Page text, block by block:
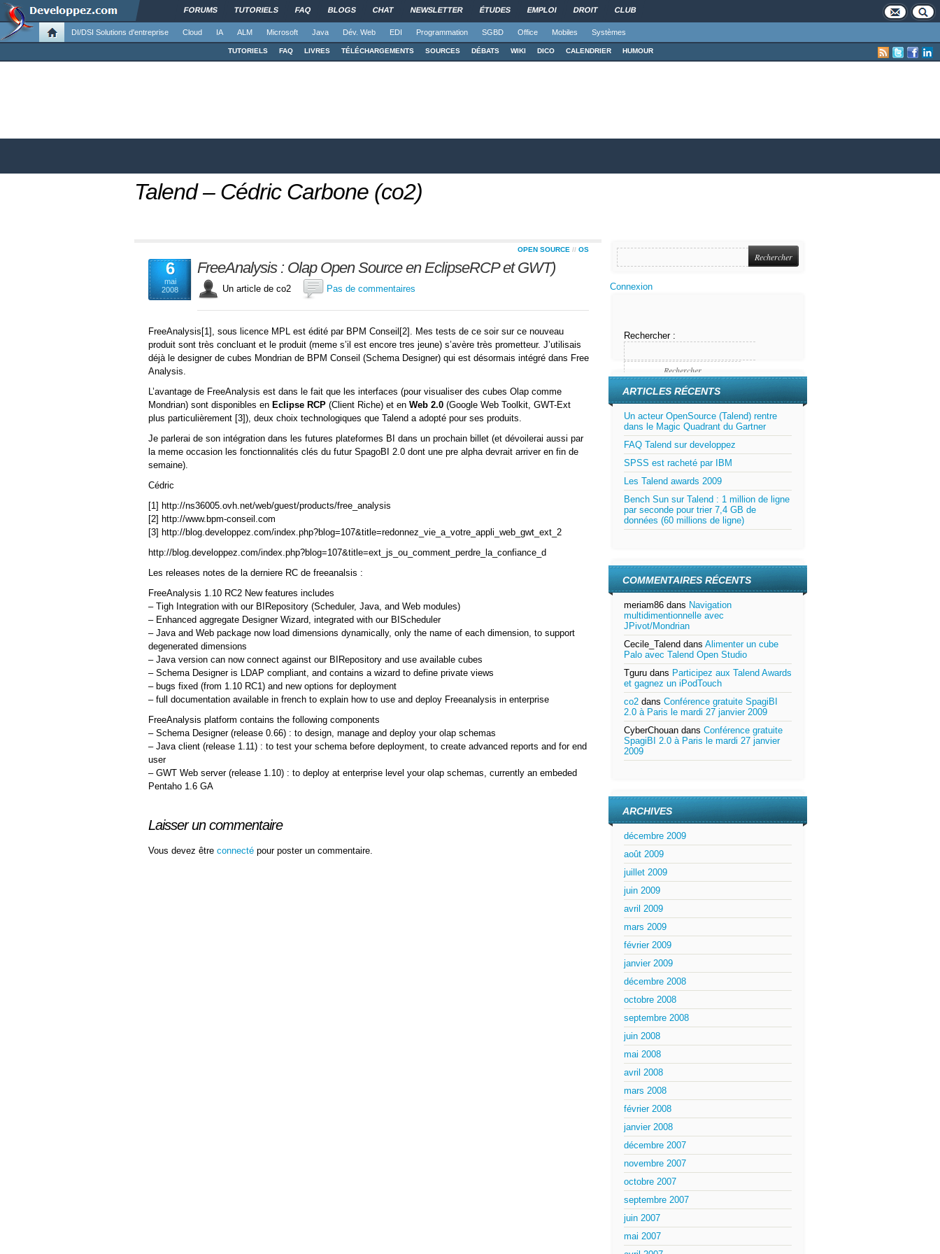
FORUMS TUTORIELS FAQ BLOGS CHAT NEWSLETTER ÉTUDES EMPLOI DROIT CLUB
DI/DSI Solutions d'entreprise Cloud IA ALM Microsoft Java Dév. Web EDI Programmation SGBD Office Mobiles Systèmes
TUTORIELS FAQ LIVRES TÉLÉCHARGEMENTS SOURCES DÉBATS WIKI DICO CALENDRIER HUMOUR
Talend – Cédric Carbone (co2)
6
mai
2008
OPEN SOURCE // OS
FreeAnalysis : Olap Open Source en EclipseRCP et GWT)
Un article de co2 Pas de commentaires
FreeAnalysis[1], sous licence MPL est édité par BPM Conseil[2]. Mes tests de ce soir sur ce nouveau
produit sont très concluant et le produit (meme s’il est encore tres jeune) s’avère très prometteur. J’utilisais
déjà le designer de cubes Mondrian de BPM Conseil (Schema Designer) qui est désormais intégré dans Free
Analysis.
L’avantage de FreeAnalysis est dans le fait que les interfaces (pour visualiser des cubes Olap comme
Mondrian) sont disponibles en Eclipse RCP (Client Riche) et en Web 2.0 (Google Web Toolkit, GWT-Ext
plus particulièrement [3]), deux choix technologiques que Talend a adopté pour ses produits.
Je parlerai de son intégration dans les futures plateformes BI dans un prochain billet (et dévoilerai aussi par
la meme occasion les fonctionnalités clés du futur SpagoBI 2.0 dont une pre alpha devrait arriver en fin de
semaine).
Cédric
[1] http://ns36005.ovh.net/web/guest/products/free_analysis
[2] http://www.bpm-conseil.com
[3] http://blog.developpez.com/index.php?blog=107&title=redonnez_vie_a_votre_appli_web_gwt_ext_2
http://blog.developpez.com/index.php?blog=107&title=ext_js_ou_comment_perdre_la_confiance_d
Les releases notes de la derniere RC de freeanalsis :
FreeAnalysis 1.10 RC2 New features includes
– Tigh Integration with our BIRepository (Scheduler, Java, and Web modules)
– Enhanced aggregate Designer Wizard, integrated with our BIScheduler
– Java and Web package now load dimensions dynamically, only the name of each dimension, to support
degenerated dimensions
– Java version can now connect against our BIRepository and use available cubes
– Schema Designer is LDAP compliant, and contains a wizard to define private views
– bugs fixed (from 1.10 RC1) and new options for deployment
– full documentation available in french to explain how to use and deploy Freeanalysis in enterprise
FreeAnalysis platform contains the following components
– Schema Designer (release 0.66) : to design, manage and deploy your olap schemas
– Java client (release 1.11) : to test your schema before deployment, to create advanced reports and for end
user
– GWT Web server (release 1.10) : to deploy at enterprise level your olap schemas, currently an embeded
Pentaho 1.6 GA
Laisser un commentaire
Vous devez être connecté pour poster un commentaire.
Connexion
Rechercher :
ARTICLES RÉCENTS
Un acteur OpenSource (Talend) rentre
dans le Magic Quadrant du Gartner
FAQ Talend sur developpez
SPSS est racheté par IBM
Les Talend awards 2009
Bench Sun sur Talend : 1 million de ligne
par seconde pour trier 7,4 GB de
données (60 millions de ligne)
COMMENTAIRES RÉCENTS
meriam86 dans Navigation
multidimentionnelle avec
JPivot/Mondrian
Cecile_Talend dans Alimenter un cube
Palo avec Talend Open Studio
Tguru dans Participez aux Talend Awards
et gagnez un iPodTouch
co2 dans Conférence gratuite SpagiBI
2.0 à Paris le mardi 27 janvier 2009
CyberChouan dans Conférence gratuite
SpagiBI 2.0 à Paris le mardi 27 janvier
2009
ARCHIVES
décembre 2009
août 2009
juillet 2009
juin 2009
avril 2009
mars 2009
février 2009
janvier 2009
décembre 2008
octobre 2008
septembre 2008
juin 2008
mai 2008
avril 2008
mars 2008
février 2008
janvier 2008
décembre 2007
novembre 2007
octobre 2007
septembre 2007
juin 2007
mai 2007